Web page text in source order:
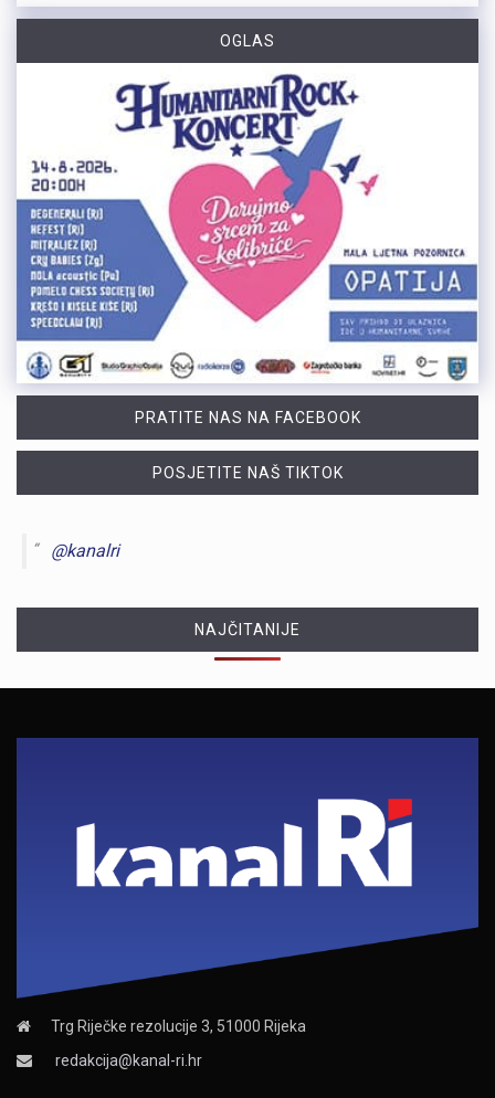
OGLAS
PRATITE NAS NA FACEBOOK
POSJETITE NAŠ TIKTOK
@kanalri
NAJČITANIJE
Trg Riječke rezolucije 3, 51000 Rijeka
redakcija@kanal-ri.hr